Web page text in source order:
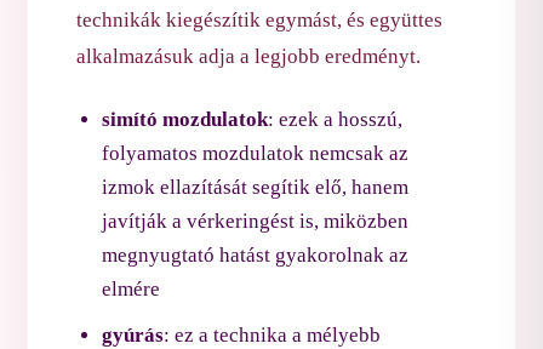
technikák kiegészítik egymást, és együttes
alkalmazásuk adja a legjobb eredményt.
simító mozdulatok: ezek a hosszú,
folyamatos mozdulatok nemcsak az
izmok ellazítását segítik elő, hanem
javítják a vérkeringést is, miközben
megnyugtató hatást gyakorolnak az
elmére
gyúrás: ez a technika a mélyebb